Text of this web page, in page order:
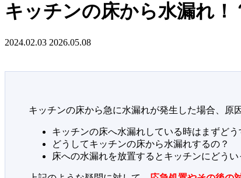
キッチンの床から水漏れ
2024.02.03 2026.05.08
キッチンの床から急に水漏れが発生した場合、原
キッチンの床へ水漏れしている時はまずどう
どうしてキッチンの床から水漏れするの？
床への水漏れを放置するとキッチンにどうい